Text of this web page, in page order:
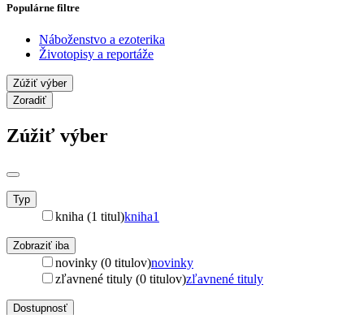
Populárne filtre
Náboženstvo a ezoterika
Životopisy a reportáže
Zúžiť výber
Zoradiť
Zúžiť výber
Typ
kniha (1 titul)kniha1
Zobraziť iba
novinky (0 titulov)novinky
zľavnené tituly (0 titulov)zľavnené tituly
Dostupnosť